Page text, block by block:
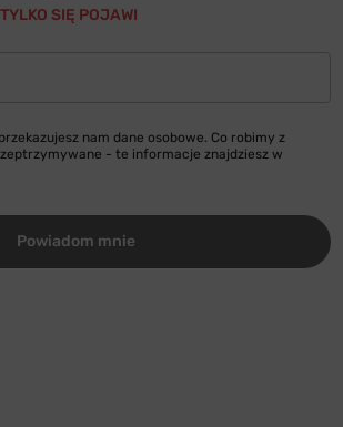
SIĘ POJAWI
nam dane osobowe. Co robimy z
- te informacje znajdziesz w
Powiadom mnie